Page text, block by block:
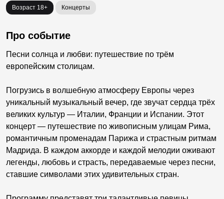
Возраст 18+ Концерты
Про событие
Песни солнца и любви: путешествие по трём
европейским столицам.
Погрузись в волшебную атмосферу Европы через
уникальный музыкальный вечер, где звучат сердца трёх
великих культур — Италии, Франции и Испании. Этот
концерт — путешествие по живописным улицам Рима,
романтичным променадам Парижа и страстным ритмам
Мадрида. В каждом аккорде и каждой мелодии оживают
легенды, любовь и страсть, передаваемые через песни,
ставшие символами этих удивительных стран.